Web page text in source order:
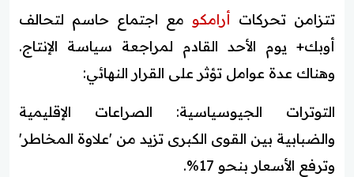
تتزامن تحركات أرامكو مع اجتماع حاسم لتحالف
أوبك+ يوم الأحد القادم لمراجعة سياسة الإنتاج.
وهناك عدة عوامل تؤثر على القرار النهائي:
التوترات الجيوسياسية: الصراعات الإقليمية
والضبابية بين القوى الكبرى تزيد من 'علاوة المخاطر'
وترفع الأسعار بنحو 17%.